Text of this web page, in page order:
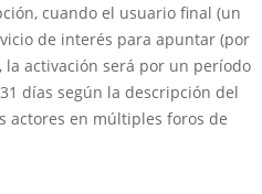
cuando el usuario final (un
de interés para apuntar (por
la activación será por un período
días según la descripción del
actores en múltiples foros de